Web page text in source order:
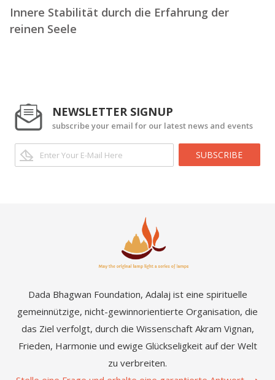
Innere Stabilität durch die Erfahrung der
reinen Seele
NEWSLETTER SIGNUP
subscribe your email for our latest news and events
SUBSCRIBE
Dada Bhagwan Foundation, Adalaj ist eine spirituelle
gemeinnützige, nicht-gewinnorientierte Organisation, die
das Ziel verfolgt, durch die Wissenschaft Akram Vignan,
Frieden, Harmonie und ewige Glückseligkeit auf der Welt
zu verbreiten.